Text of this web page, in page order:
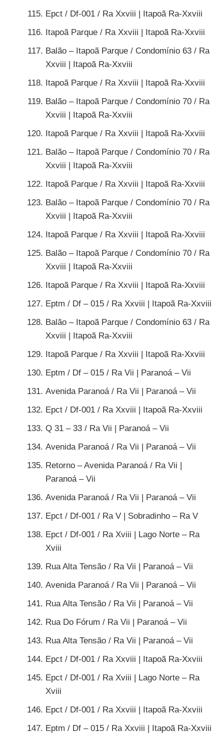
Epct / Df-001 / Ra Xxviii | Itapoã Ra-Xxviii
Itapoã Parque / Ra Xxviii | Itapoã Ra-Xxviii
Balão – Itapoã Parque / Condomínio 63 / Ra
Xxviii | Itapoã Ra-Xxviii
Itapoã Parque / Ra Xxviii | Itapoã Ra-Xxviii
Balão – Itapoã Parque / Condomínio 70 / Ra
Xxviii | Itapoã Ra-Xxviii
Itapoã Parque / Ra Xxviii | Itapoã Ra-Xxviii
Balão – Itapoã Parque / Condomínio 70 / Ra
Xxviii | Itapoã Ra-Xxviii
Itapoã Parque / Ra Xxviii | Itapoã Ra-Xxviii
Balão – Itapoã Parque / Condomínio 70 / Ra
Xxviii | Itapoã Ra-Xxviii
Itapoã Parque / Ra Xxviii | Itapoã Ra-Xxviii
Balão – Itapoã Parque / Condomínio 70 / Ra
Xxviii | Itapoã Ra-Xxviii
Itapoã Parque / Ra Xxviii | Itapoã Ra-Xxviii
Eptm / Df – 015 / Ra Xxviii | Itapoã Ra-Xxviii
Balão – Itapoã Parque / Condomínio 63 / Ra
Xxviii | Itapoã Ra-Xxviii
Itapoã Parque / Ra Xxviii | Itapoã Ra-Xxviii
Eptm / Df – 015 / Ra Vii | Paranoá – Vii
Avenida Paranoá / Ra Vii | Paranoá – Vii
Epct / Df-001 / Ra Xxviii | Itapoã Ra-Xxviii
Q 31 – 33 / Ra Vii | Paranoá – Vii
Avenida Paranoá / Ra Vii | Paranoá – Vii
Retorno – Avenida Paranoá / Ra Vii |
Paranoá – Vii
Avenida Paranoá / Ra Vii | Paranoá – Vii
Epct / Df-001 / Ra V | Sobradinho – Ra V
Epct / Df-001 / Ra Xviii | Lago Norte – Ra
Xviii
Rua Alta Tensão / Ra Vii | Paranoá – Vii
Avenida Paranoá / Ra Vii | Paranoá – Vii
Rua Alta Tensão / Ra Vii | Paranoá – Vii
Rua Do Fórum / Ra Vii | Paranoá – Vii
Rua Alta Tensão / Ra Vii | Paranoá – Vii
Epct / Df-001 / Ra Xxviii | Itapoã Ra-Xxviii
Epct / Df-001 / Ra Xviii | Lago Norte – Ra
Xviii
Epct / Df-001 / Ra Xxviii | Itapoã Ra-Xxviii
Eptm / Df – 015 / Ra Xxviii | Itapoã Ra-Xxviii